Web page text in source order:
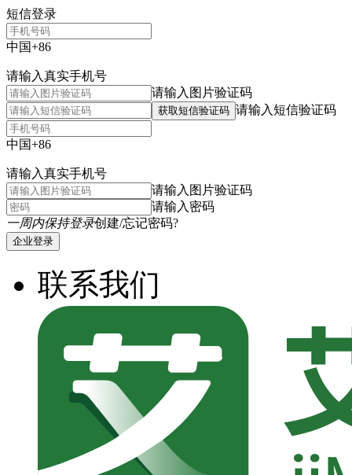
短信登录
中国+86
请输入真实手机号
请输入图片验证码
获取短信验证码 请输入短信验证码
中国+86
请输入真实手机号
请输入图片验证码
请输入密码
一周内保持登录创建/忘记密码?
企业登录
联系我们